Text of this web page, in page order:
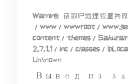
Warning: 获取IP地理位置失
/www/wwwroot/
content/themes/
2.7.1.1/inc/classes/
Unknown
Вывод из